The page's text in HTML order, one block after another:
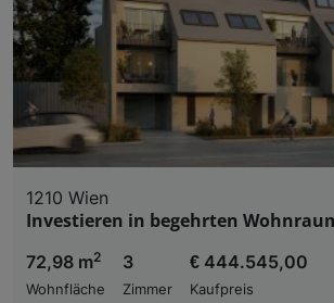
1210 Wien
Investieren in begehrten
72,98 m2
Wohnfläche
3
Zimmer
€ 444.545,00
Kaufpreis